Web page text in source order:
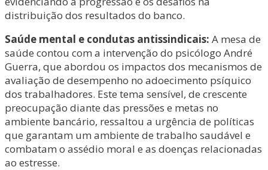
distribuição dos resultados do banco.
Saúde mental e condutas antissindicais: A mesa de
saúde contou com a intervenção do psicólogo André
Guerra, que abordou os impactos dos mecanismos de
avaliação de desempenho no adoecimento psíquico
dos trabalhadores. Este tema sensível, de crescente
preocupação diante das pressões e metas no
ambiente bancário, ressaltou a urgência de políticas
que garantam um ambiente de trabalho saudável e
combatam o assédio moral e as doenças relacionadas
ao estresse.